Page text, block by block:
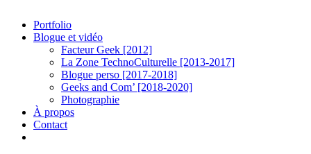
Menu
Portfolio
Blogue et vidéo
Facteur Geek [2012]
La Zone TechnoCulturelle [2013-2017]
Blogue perso [2017-2018]
Geeks and Com’ [2018-2020]
Photographie
À propos
Contact